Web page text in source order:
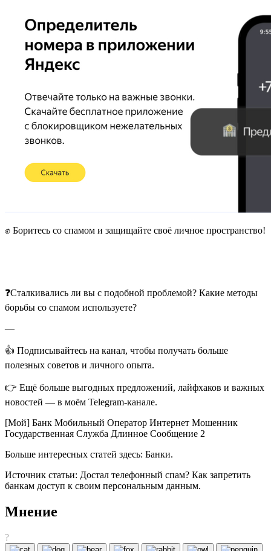
✊ Боритесь со спамом и защищайте своё личное пространство!
❓Сталкивались ли вы с подобной проблемой? Какие методы
борьбы со спамом используете?
—
👍 Подписывайтесь на канал, чтобы получать больше
полезных советов и личного опыта.
👉 Ещё больше выгодных предложений, лайфхаков и важных
новостей — в моём Telegram-канале.
[Мой] Банк Мобильный Оператор Интернет Мошенник
Государственная Служба Длинное Сообщение 2
Больше интересных статей здесь: Банки.
Источник статьи: Достал телефонный спам? Как запретить
банкам доступ к своим персональным данным.
Мнение
?